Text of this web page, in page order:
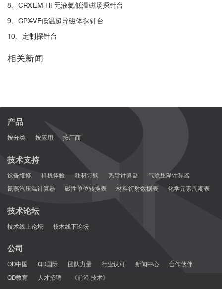
8、CRX-EM-HF无液氦低温磁场探针台
9、CPX-VF低温超导磁体探针台
10、定制探针台
相关新闻
产品
按分类 按应用 按厂商
技术支持
设备维修 样机体验 耗材订购 热导计算器
气流压降计算器
氦蒸汽压温计算器
磁性单位转换表 材料衍射数据表 化学元素周期表
技术论坛
技术线上论坛 技术线下论坛
公司
QD中国 QD国际 团队力量 行业认可 新闻中心
合作伙伴
QD教育
人才招聘 《前沿·技术》